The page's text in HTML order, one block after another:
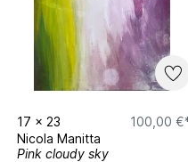
17 x 23
100,00
Nicola Manitta
Pink cloudy sky